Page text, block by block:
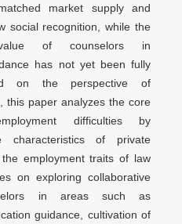
market supply and
social recognition, while the
value of counselors in
has not yet been fully
on the perspective of
this paper analyzes the core
difficulties by
characteristics of private
employment traits of law
on exploring collaborative
in areas such as
guidance, cultivation of